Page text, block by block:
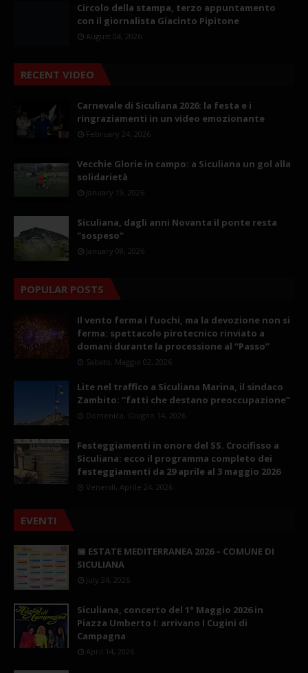
Circolo della stampa, terzo appuntamento
con il giornalista Giacinto Pipitone
August 04, 2026
RECENT VIDEO
Carnevale di Siculiana 2026: la festa e i
ringraziamenti in un video emozionante
February 24, 2026
Vecchie Glorie in campo: a Siculiana un gol alla
solidarietà
January 19, 2026
Siculiana, dagli anni Novanta il ponte resta
"sospeso"
January 08, 2026
POPULAR POSTS
Il vento ferma i fuochi, ma la devozione non si
ferma: spettacolo pirotecnico rinviato a
domani durante la processione al “Passo”
Sabato, Maggio 02, 2026
Lite nel traffico a Siculiana Marina, il sindaco
Zambito: “fatti che destano preoccupazione”
Domenica, Giugno 14, 2026
Festeggiamenti in onore del SS. Crocifisso a
Siculiana: ecco il programma completo dei
festeggiamenti da 29 aprile al 3 maggio 2026
Venerdì, Aprile 24, 2026
EVENTI
📅 ESTATE MEDITERRANEA 2026 – COMUNE DI
SICULIANA
July 24, 2026
Siculiana, concerto del 1° Maggio 2026 in
Piazza Umberto I: arrivano I Cugini di
Campagna
April 14, 2026